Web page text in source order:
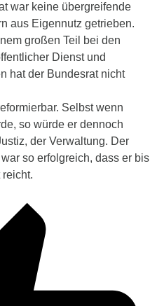
war keine übergreifende
aus Eigennutz getrieben.
großen Teil bei den
Dienst und
hat der Bundesrat nicht
Selbst wenn
so würde er dennoch
der Verwaltung. Der
so erfolgreich, dass er bis